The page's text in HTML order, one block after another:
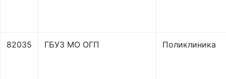
82035 ГБУЗ МО ОГП Поликлиника